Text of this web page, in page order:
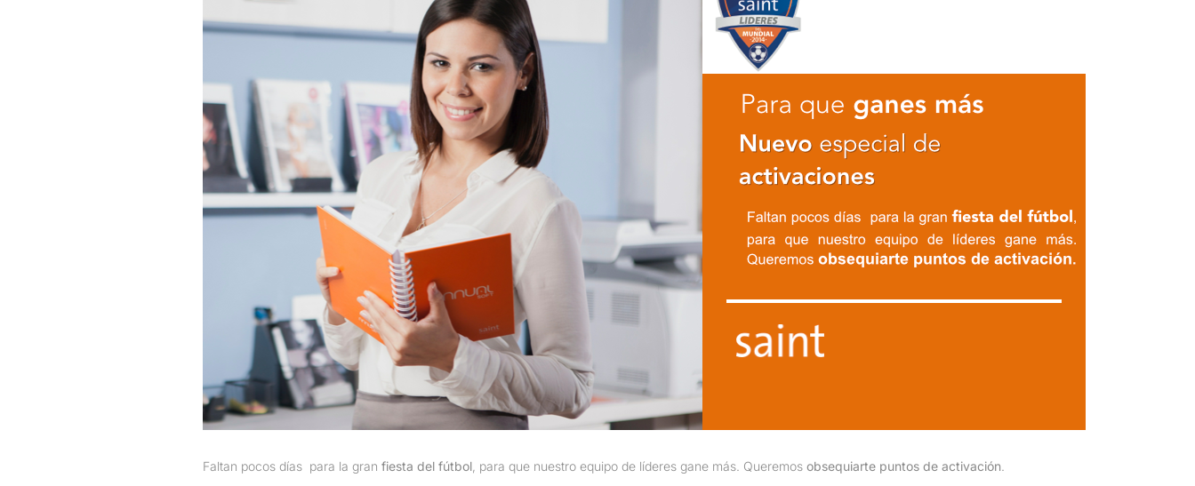
Faltan pocos días para la gran fiesta del fútbol , para que nuestro equipo de líderes gane más. Queremos obsequiarte puntos de activación